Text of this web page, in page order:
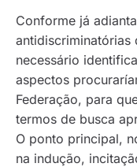
Conforme já
antidiscriminatórias
necessário
aspectos
Federação, para
termos de busca
O ponto principal,
na indução,